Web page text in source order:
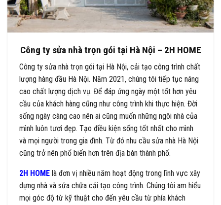
Công ty sửa nhà trọn gói tại Hà Nội – 2H HOME
Công ty sửa nhà trọn gói tại Hà Nội, cải tạo công trình chất
lượng hàng đầu Hà Nội. Năm 2021, chúng tôi tiếp tục nâng
cao chất lượng dịch vụ. Để đáp ứng ngày một tốt hơn yêu
cầu của khách hàng cũng như công trình khi thực hiện. Đời
sống ngày càng cao nên ai cũng muốn những ngôi nhà của
mình luôn tươi đẹp. Tạo điều kiện sống tốt nhất cho mình
và mọi người trong gia đình. Từ đó nhu cầu sửa nhà Hà Nội
cũng trở nên phổ biến hơn trên địa bàn thành phố.
2H HOME là đơn vị nhiều năm hoạt động trong lĩnh vực xây
dựng nhà và sửa chữa cải tạo công trình. Chúng tôi am hiểu
mọi góc độ từ kỹ thuật cho đến yêu cầu từ phía khách